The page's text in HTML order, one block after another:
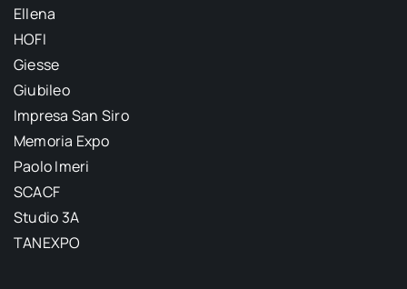
Ellena
HOFI
Giesse
Giubileo
Impresa San Siro
Memoria Expo
Paolo Imeri
SCACF
Studio 3A
TANEXPO